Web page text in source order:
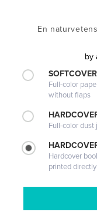
En
by
SOFTCOVER
Full-color
without flaps
Full-color dust
Hardcover
printed